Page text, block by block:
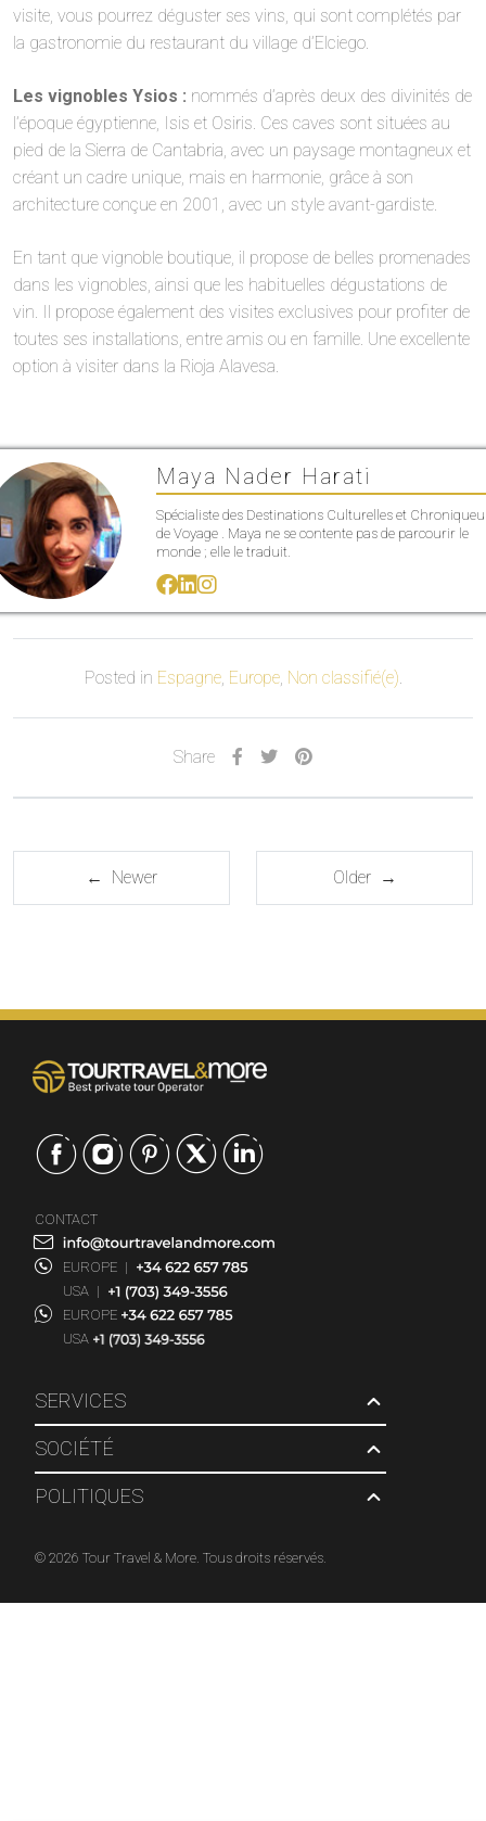
visite, vous pourrez déguster ses vins, qui sont complétés par
la gastronomie du restaurant du village d’Elciego.
Les vignobles Ysios : nommés d’après deux des divinités de
l’époque égyptienne, Isis et Osiris. Ces caves sont situées au
pied de la Sierra de Cantabria, avec un paysage montagneux et
créant un cadre unique, mais en harmonie, grâce à son
architecture conçue en 2001, avec un style avant-gardiste.
En tant que vignoble boutique, il propose de belles promenades
dans les vignobles, ainsi que les habituelles dégustations de
vin. Il propose également des visites exclusives pour profiter de
toutes ses installations, entre amis ou en famille. Une excellente
option à visiter dans la Rioja Alavesa.
Maya Nader Harati
Spécialiste des Destinations Culturelles et
de Voyage . Maya ne se contente pas de parcourir le
monde ; elle le traduit.
Posted in Espagne, Europe, Non classifié(e)
Share
← Newer Older →
SERVICES
SOCIÉTÉ
POLITIQUES
CONTACT
EUROPE |
USA |
EUROPE
USA
© 2026 Tour Travel & More. Tous droits réservés.